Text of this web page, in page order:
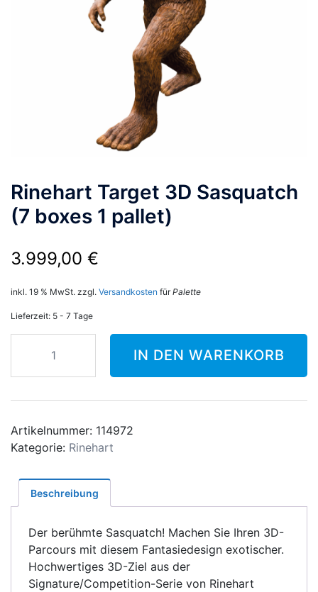
Rinehart Target 3D Sasquatch
(7 boxes 1 pallet)
3.999,00 €
inkl. 19 % MwSt. zzgl. Versandkosten fürPalette
Lieferzeit: 5 - 7 Tage
3D
boxes
1
Menge
IN DEN WARENKORB
Artikelnummer: 114972
Kategorie: Rinehart
Beschreibung
Der berühmte Sasquatch! Machen Sie Ihren 3D-
Parcours mit diesem Fantasiedesign exotischer.
Hochwertiges 3D-Ziel aus der
Signature/Competition-Serie von Rinehart